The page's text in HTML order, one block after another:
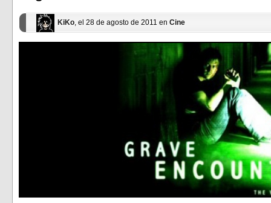
KiKo, el 28 de agosto de 2011 en Cine